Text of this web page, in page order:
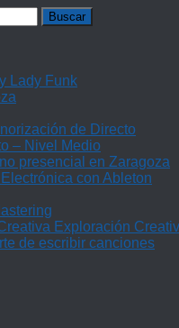
Lady Funk
de Directo
– Nivel Medio
presencial en Zaragoza
con Ableton
Exploración
de escribir canciones